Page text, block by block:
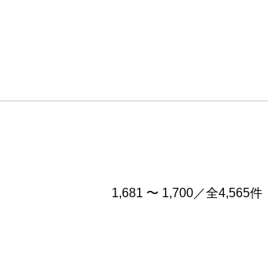
1,681 〜 1,700／全4,565件